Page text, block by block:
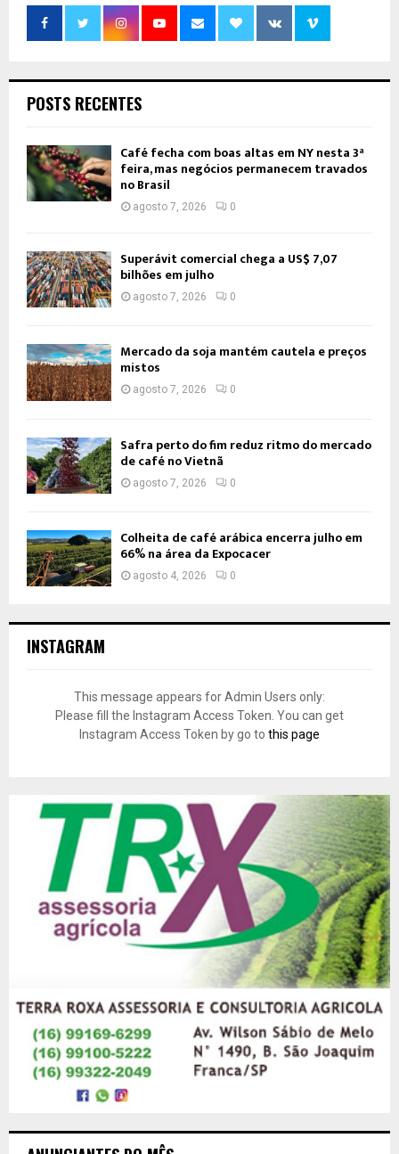
POSTS RECENTES
Café fecha com boas altas em NY nesta 3ª
feira, mas negócios permanecem travados
no Brasil
agosto 7, 2026 0
Superávit comercial chega a US$ 7,07
bilhões em julho
agosto 7, 2026 0
Mercado da soja mantém cautela e preços
mistos
agosto 7, 2026 0
Safra perto do fim reduz ritmo do mercado
de café no Vietnã
agosto 7, 2026 0
Colheita de café arábica encerra julho em
66% na área da Expocacer
agosto 4, 2026 0
INSTAGRAM
This message appears for Admin Users only:
Please fill the Instagram Access Token. You can get
Instagram Access Token by go to this page